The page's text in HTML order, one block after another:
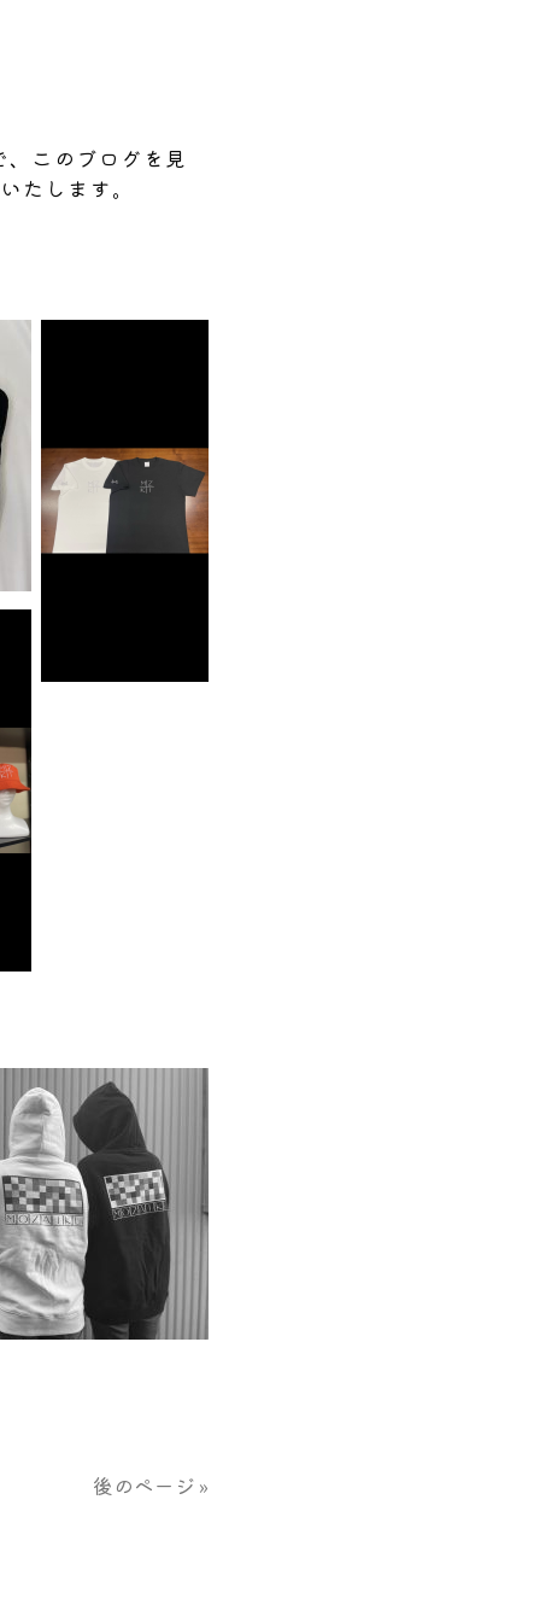
このブログを見
たします。
後のページ »